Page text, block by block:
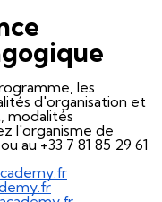
les
d'organisation et
modalités
l'organisme de
ou au +33 7 81 85 29 61